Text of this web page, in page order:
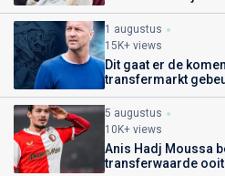
1 augustus
15K+ views
Dit gaat er de
transfermarkt
5 augustus
10K+ views
Anis Hadj Moussa
transferwaarde ooit